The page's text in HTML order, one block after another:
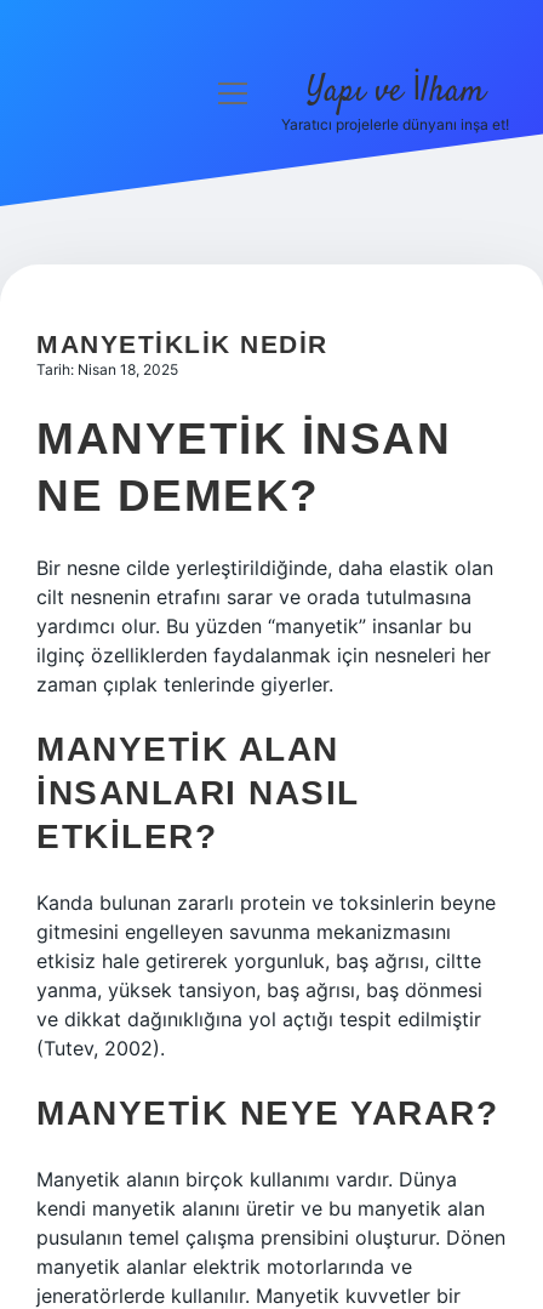
Hakkımızda
menüyü
Yapı ve İlham
Yaratıcı projelerle dünyanı inşa et!
MANYETIKLIK NEDIR
Tarih: Nisan 18, 2025
MANYETIK INSAN
NE DEMEK?
Bir nesne cilde yerleştirildiğinde, daha elastik olan
cilt nesnenin etrafını sarar ve orada tutulmasına
yardımcı olur. Bu yüzden “manyetik” insanlar bu
ilginç özelliklerden faydalanmak için nesneleri her
zaman çıplak tenlerinde giyerler.
MANYETIK ALAN
INSANLARI NASIL
ETKILER?
Kanda bulunan zararlı protein ve toksinlerin beyne
gitmesini engelleyen savunma mekanizmasını
etkisiz hale getirerek yorgunluk, baş ağrısı, ciltte
yanma, yüksek tansiyon, baş ağrısı, baş dönmesi
ve dikkat dağınıklığına yol açtığı tespit edilmiştir
(Tutev, 2002).
MANYETIK NEYE YARAR?
Manyetik alanın birçok kullanımı vardır. Dünya
kendi manyetik alanını üretir ve bu manyetik alan
pusulanın temel çalışma prensibini oluşturur. Dönen
manyetik alanlar elektrik motorlarında ve
jeneratörlerde kullanılır. Manyetik kuvvetler bir